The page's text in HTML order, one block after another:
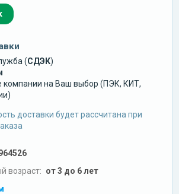
(СДЭК)
компании на Ваш выбор (ПЭК, КИТ,
доставки будет рассчитана при
возраст: от 3 до 6 лет